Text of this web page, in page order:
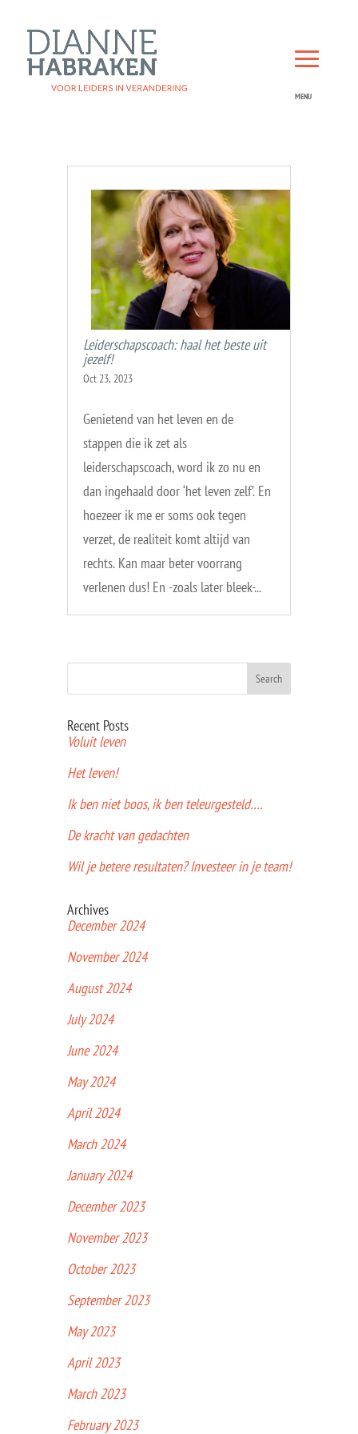
Leiderschapscoach: haal het beste uit
jezelf!
Oct 23, 2023
Genietend van het leven en de
stappen die ik zet als
leiderschapscoach, word ik zo nu en
dan ingehaald door ‘het leven zelf’. En
hoezeer ik me er soms ook tegen
verzet, de realiteit komt altijd van
rechts. Kan maar beter voorrang
verlenen dus! En -zoals later bleek-...
Recent Posts
Voluit leven
Het leven!
Ik ben niet boos, ik ben teleurgesteld….
De kracht van gedachten
Wil je betere resultaten? Investeer in je team!
Archives
December 2024
November 2024
August 2024
July 2024
June 2024
May 2024
April 2024
March 2024
January 2024
December 2023
November 2023
October 2023
September 2023
May 2023
April 2023
March 2023
February 2023